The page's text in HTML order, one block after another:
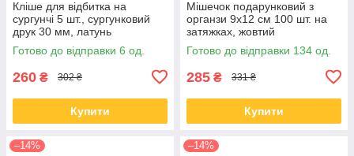
Кліше для відбитка на
сургунчі 5 шт., сургунковий
друк 30 мм, латунь
Готово до відправки 6 од.
260 ₴ 302 ₴
Купити
Мішечок подарунковий з
органзи 9x12 см 100 шт. на
затяжках, жовтий
Готово до відправки 134 од.
285 ₴ 331 ₴
Купити
–14% –14%